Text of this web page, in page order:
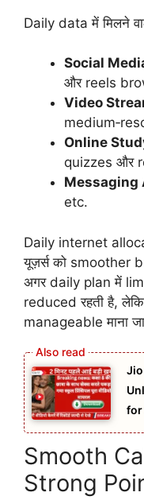
Daily data में मिलने
Social
और reels
Video
Online
quizzes और
Messaging
etc.
Daily internet
यूज़र्स को smoother
अगर daily plan में
reduced रहती है,
manageable माना
for
Smooth
Strong